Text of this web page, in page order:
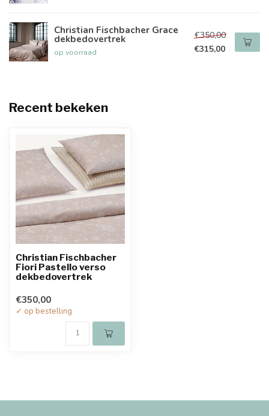
Christian Fischbacher Grace
dekbedovertrek
op voorraad
€350,00
€315,00
Recent bekeken
Christian Fischbacher
Fiori Pastello verso
dekbedovertrek
€350,00
✓ op bestelling